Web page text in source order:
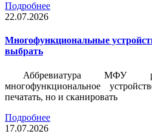
Подробнее
22.07.2026
Многофункциональные
выбрать
Аббревиатура МФУ
многофункциональное
печатать, но и сканировать
Подробнее
17.07.2026